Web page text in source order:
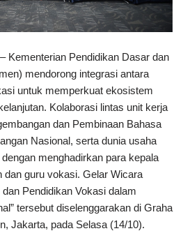
Kementerian Pendidikan Dasar dan
mendorong integrasi antara
untuk memperkuat ekosistem
Kolaborasi lintas unit kerja
dan Pembinaan Bahasa
Nasional, serta dunia usaha
menghadirkan para kepala
dan guru vokasi. Gelar Wicara
Pendidikan Vokasi dalam
tersebut diselenggarakan di Graha
Jakarta, pada Selasa (14/10).